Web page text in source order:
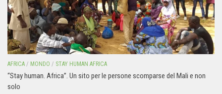
AFRICA / MONDO / STAY HUMAN AFRICA
“Stay human. Africa”. Un sito per le persone scomparse del Mali e non
solo